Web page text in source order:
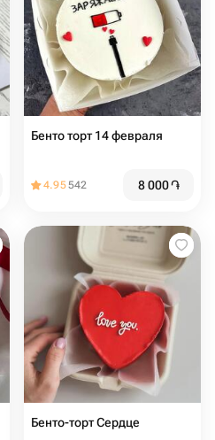
Бенто торт 14 февраля
4.95542 8 000֏
Бенто-торт Сердце